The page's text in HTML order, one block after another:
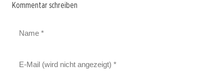
Kommentar schreiben